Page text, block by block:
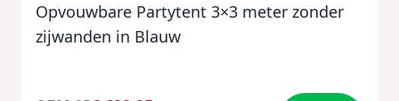
Opvouwbare Partytent 3×3 meter zonder
zijwanden in Blauw